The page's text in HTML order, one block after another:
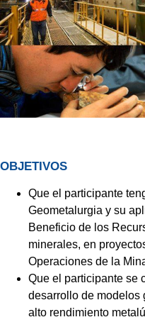
OBJETIVOS
Que el participante
Geometalurgia y su
Beneficio de los
minerales, en
Operaciones de la
Que el participante se
desarrollo de modelos
alto rendimiento